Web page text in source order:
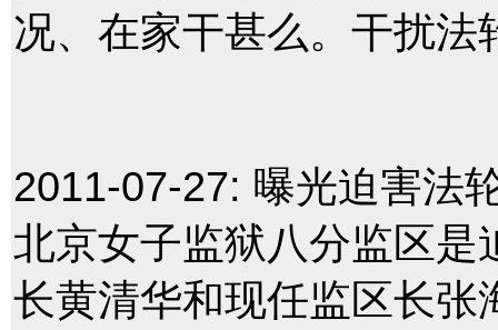
况、在家干甚么。干扰法
2011-07-27: 曝光迫害法
北京女子监狱八分监区
长黄清华和现任监区长